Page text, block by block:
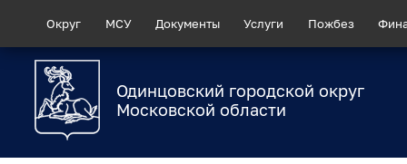
Округ МСУ Документы Услуги Пожбез
Одинцовский городской округ
Московской области